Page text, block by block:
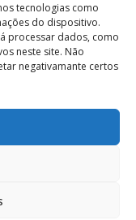
tecnologias como
do dispositivo.
processar dados, como
neste site. Não
negativamante certos